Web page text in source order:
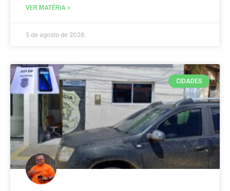
VER MATÉRIA »
5 de agosto de 2026
CIDADES